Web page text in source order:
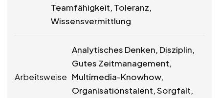
Teamfähigkeit, Toleranz,
Wissensvermittlung
Arbeitsweise
Analytisches Denken, Disziplin,
Gutes Zeitmanagement,
Multimedia-Knowhow,
Organisationstalent, Sorgfalt,